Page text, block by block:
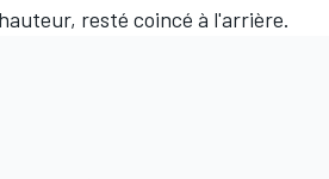
resté coincé à l'arrière.